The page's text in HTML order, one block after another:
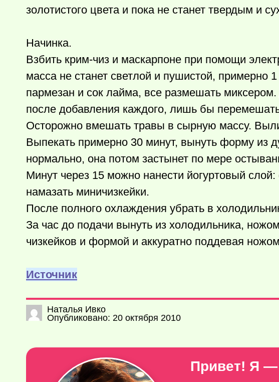
золотистого цвета и пока не станет твердым и
Начинка.
Взбить крим-чиз и маскарпоне при помощи
масса не станет светлой и пушистой, примерно
пармезан и сок лайма, все размешать
после добавления каждого, лишь бы
Осторожно вмешать травы в сырную массу.
Выпекать примерно 30 минут, вынуть форму из
нормально, она потом застынет по мере
Минут через 15 можно нанести йогуртовый
намазать миничизкейки.
После полного охлаждения убрать в
За час до подачи вынуть из холодильника,
чизкейков и формой и аккуратно поддевая
Источник
Наталья Ивко
Опубликовано: 20 октября 2010
Привет! Я —